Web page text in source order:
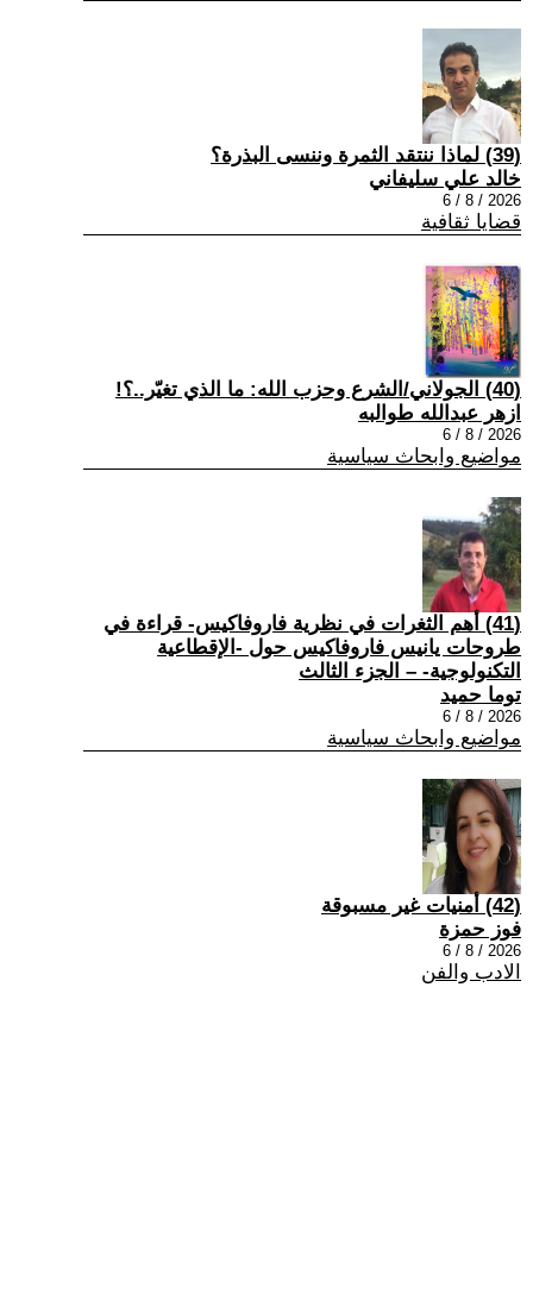
(39) لماذا ننتقد الثمرة وننسى البذرة؟
خالد علي سليفاني
2026 / 8 / 6
قضايا ثقافية
(40) الجولاني/الشرع وحزب الله: ما الذي تغيّر..؟!
ازهر عبدالله طوالبه
2026 / 8 / 6
مواضيع وابحاث سياسية
(41) أهم الثغرات في نظرية فاروفاكيس- قراءة في
طروحات يانيس فاروفاكيس حول -الإقطاعية
التكنولوجية- – الجزء الثالث
توما حميد
2026 / 8 / 6
مواضيع وابحاث سياسية
(42) أمنيات غير مسبوقة
فوز حمزة
2026 / 8 / 6
الادب والفن